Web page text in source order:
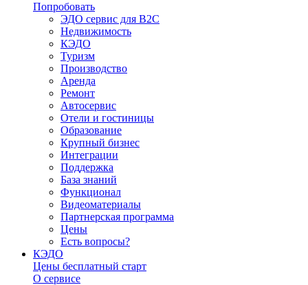
Попробовать
ЭДО сервис для B2C
Недвижимость
КЭДО
Туризм
Производство
Аренда
Ремонт
Автосервис
Отели и гостиницы
Образование
Крупный бизнес
Интеграции
Поддержка
База знаний
Функционал
Видеоматериалы
Партнерская программа
Цены
Есть вопросы?
КЭДО
Цены бесплатный старт
О сервисе